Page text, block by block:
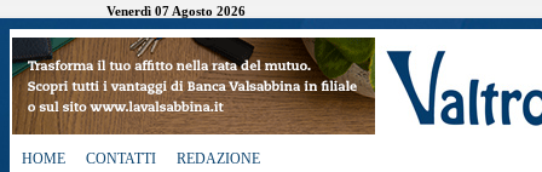
Venerdì 07 Agosto 2026
HOME CONTATTI REDAZIONE